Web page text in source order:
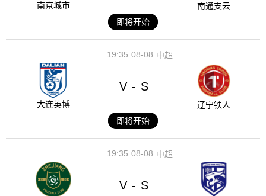
南京城市
南通支云
即将开始
08-08
19:35 中超
大连英博
V - S
辽宁铁人
即将开始
08-08
19:35 中超
V - S